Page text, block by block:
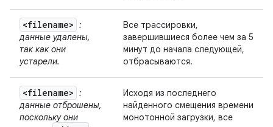
<filename> :
данные удалены,
так как они
устарели.
Все трассировки,
завершившиеся более чем за 5
минут до начала следующей,
отбрасываются.
<filename> :
данные отброшены,
поскольку они
Исходя из последнего
найденного смещения времени
монотонной загрузки, все